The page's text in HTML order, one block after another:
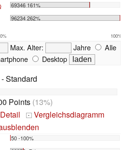
69346 161%
96234 262%
0% 100%
Max. Alter: Jahre
Alle
Desktop
Standard
Points (13%)
- Vergleichsdiagramm
50 -100%